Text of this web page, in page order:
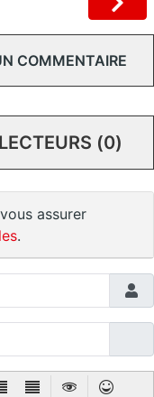
COMMENTAIRE
(0)
assurer
.